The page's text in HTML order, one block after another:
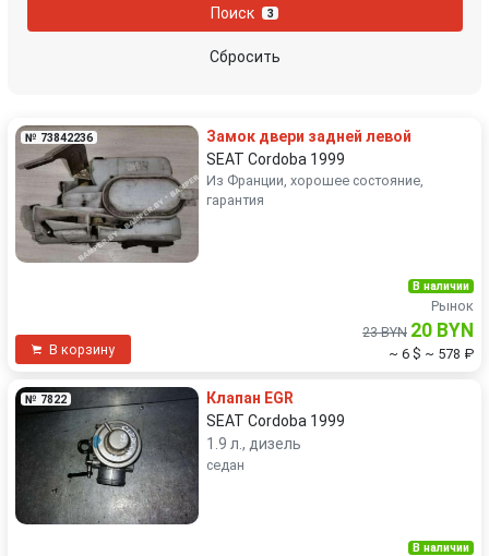
Поиск 3
Сбросить
№ 73842236
Замок двери задней левой
SEAT Cordoba 1999
Из Франции, хорошее состояние,
гарантия
В корзину
В наличии
Рынок
23 BYN 20 BYN
~ 6 $ ~ 578 ₽
№ 7822
Клапан EGR
SEAT Cordoba 1999
1.9 л., дизель
седан
В наличии